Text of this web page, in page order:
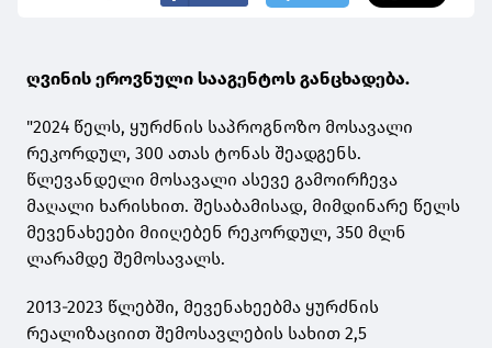
ღვინის ეროვნული სააგენტოს განცხადება.
"2024 წელს, ყურძნის საპროგნოზო მოსავალი
რეკორდულ, 300 ათას ტონას შეადგენს.
წლევანდელი მოსავალი ასევე გამოირჩევა
მაღალი ხარისხით. შესაბამისად, მიმდინარე წელს
მევენახეები მიიღებენ რეკორდულ, 350 მლნ
ლარამდე შემოსავალს.
2013-2023 წლებში, მევენახეებმა ყურძნის
რეალიზაციით შემოსავლების სახით 2,5